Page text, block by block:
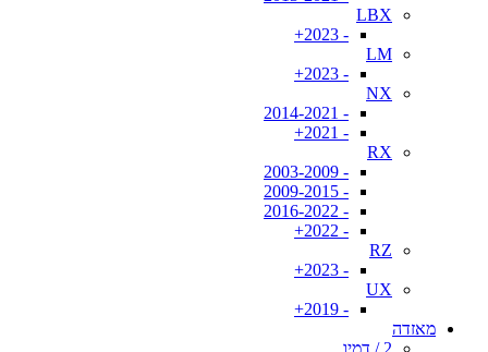
LBX
- 2023+
LM
- 2023+
NX
- 2014-2021
- 2021+
RX
- 2003-2009
- 2009-2015
- 2016-2022
- 2022+
RZ
- 2023+
UX
- 2019+
מאזדה
2 / דמיו